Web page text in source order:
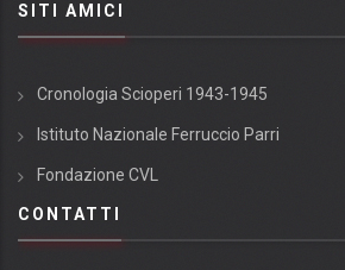
SITI AMICI
Cronologia Scioperi 1943-1945
Istituto Nazionale Ferruccio Parri
Fondazione CVL
CONTATTI